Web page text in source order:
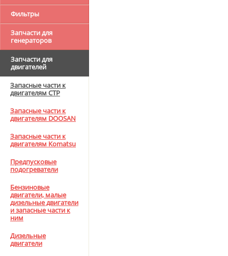
Фильтры
Запчасти для
генераторов
Запчасти для
двигателей
Запасные части к
двигателям CTP
Запасные части к
двигателям DOOSAN
Запасные части к
двигателям Komatsu
Предпусковые
подогреватели
Бензиновые
двигатели, малые
дизельные двигатели
и запасные части к
ним
Дизельные
двигатели